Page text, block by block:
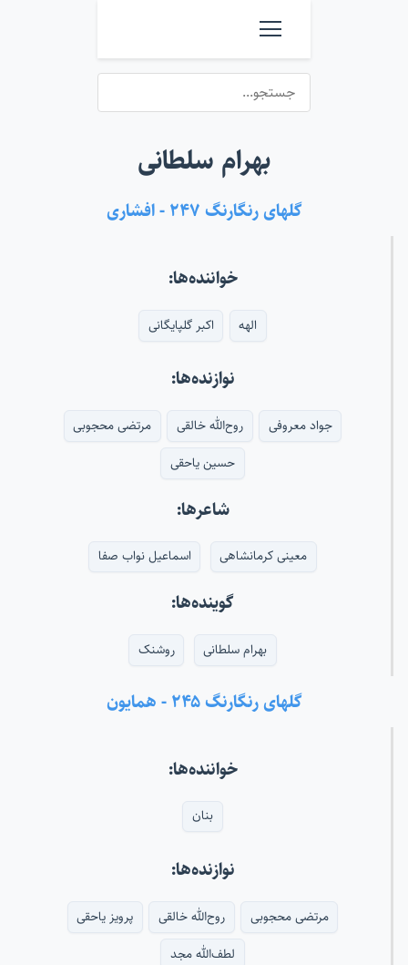
بهرام سلطانی
گلهای رنگارنگ ۲۴۷ - افشاری
خواننده‌ها:
الهه اکبر گلپایگانی
نوازنده‌ها:
جواد معروفی روح‌الله خالقی
مرتضی محجوبی
حسین یاحقی
شاعرها:
معینی کرمانشاهی اسماعیل نواب صفا
گوینده‌ها:
بهرام سلطانی روشنک
گلهای رنگارنگ ۲۴۵ - همایون
خواننده‌ها:
بنان
نوازنده‌ها:
مرتضی محجوبی روح‌الله خالقی
پرویز یاحقی
لطف‌الله مجد